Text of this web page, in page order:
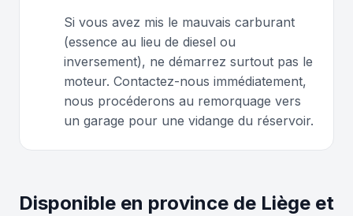
Si vous avez mis le mauvais carburant
(essence au lieu de diesel ou
inversement), ne démarrez surtout pas le
moteur. Contactez-nous immédiatement,
nous procéderons au remorquage vers
un garage pour une vidange du réservoir.
Disponible en province de Liège et